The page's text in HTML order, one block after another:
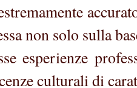
non solo sulla
esperienze
culturali di